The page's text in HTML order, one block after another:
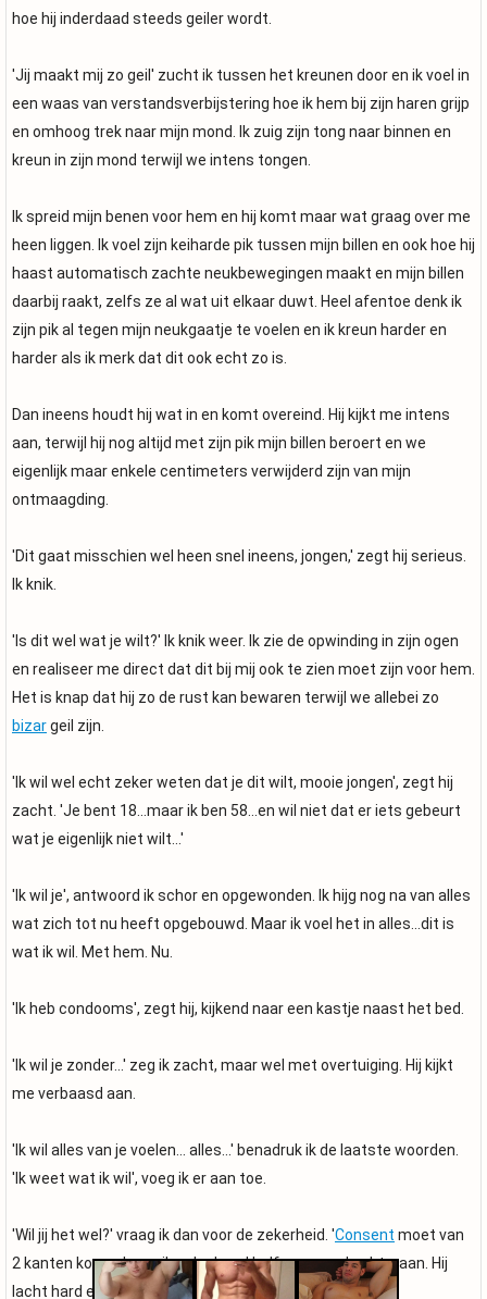
hoe hij inderdaad steeds geiler wordt.
'Jij maakt mij zo geil' zucht ik tussen het kreunen door en ik voel in
een waas van verstandsverbijstering hoe ik hem bij zijn haren grijp
en omhoog trek naar mijn mond. Ik zuig zijn tong naar binnen en
kreun in zijn mond terwijl we intens tongen.
Ik spreid mijn benen voor hem en hij komt maar wat graag over me
heen liggen. Ik voel zijn keiharde pik tussen mijn billen en ook hoe hij
haast automatisch zachte neukbewegingen maakt en mijn billen
daarbij raakt, zelfs ze al wat uit elkaar duwt. Heel afentoe denk ik
zijn pik al tegen mijn neukgaatje te voelen en ik kreun harder en
harder als ik merk dat dit ook echt zo is.
Dan ineens houdt hij wat in en komt overeind. Hij kijkt me intens
aan, terwijl hij nog altijd met zijn pik mijn billen beroert en we
eigenlijk maar enkele centimeters verwijderd zijn van mijn
ontmaagding.
'Dit gaat misschien wel heen snel ineens, jongen,' zegt hij serieus.
Ik knik.
'Is dit wel wat je wilt?' Ik knik weer. Ik zie de opwinding in zijn ogen
en realiseer me direct dat dit bij mij ook te zien moet zijn voor hem.
Het is knap dat hij zo de rust kan bewaren terwijl we allebei zo
bizargeil zijn.
'Ik wil wel echt zeker weten dat je dit wilt, mooie jongen', zegt hij
zacht. 'Je bent 18...maar ik ben 58...en wil niet dat er iets gebeurt
wat je eigenlijk niet wilt...'
'Ik wil je', antwoord ik schor en opgewonden. Ik hijg nog na van alles
wat zich tot nu heeft opgebouwd. Maar ik voel het in alles...dit is
wat ik wil. Met hem. Nu.
'Ik heb condooms', zegt hij, kijkend naar een kastje naast het bed.
'Ik wil je zonder...' zeg ik zacht, maar wel met overtuiging. Hij kijkt
me verbaasd aan.
'Ik wil alles van je voelen... alles...' benadruk ik de laatste woorden.
'Ik weet wat ik wil', voeg ik er aan toe.
'Wil jij het wel?' vraag ik dan voor de zekerheid. 'Consent moet van
2 kanten komen', zeg ik er lachend half grappend achteraan. Hij
lacht hard en knikt.